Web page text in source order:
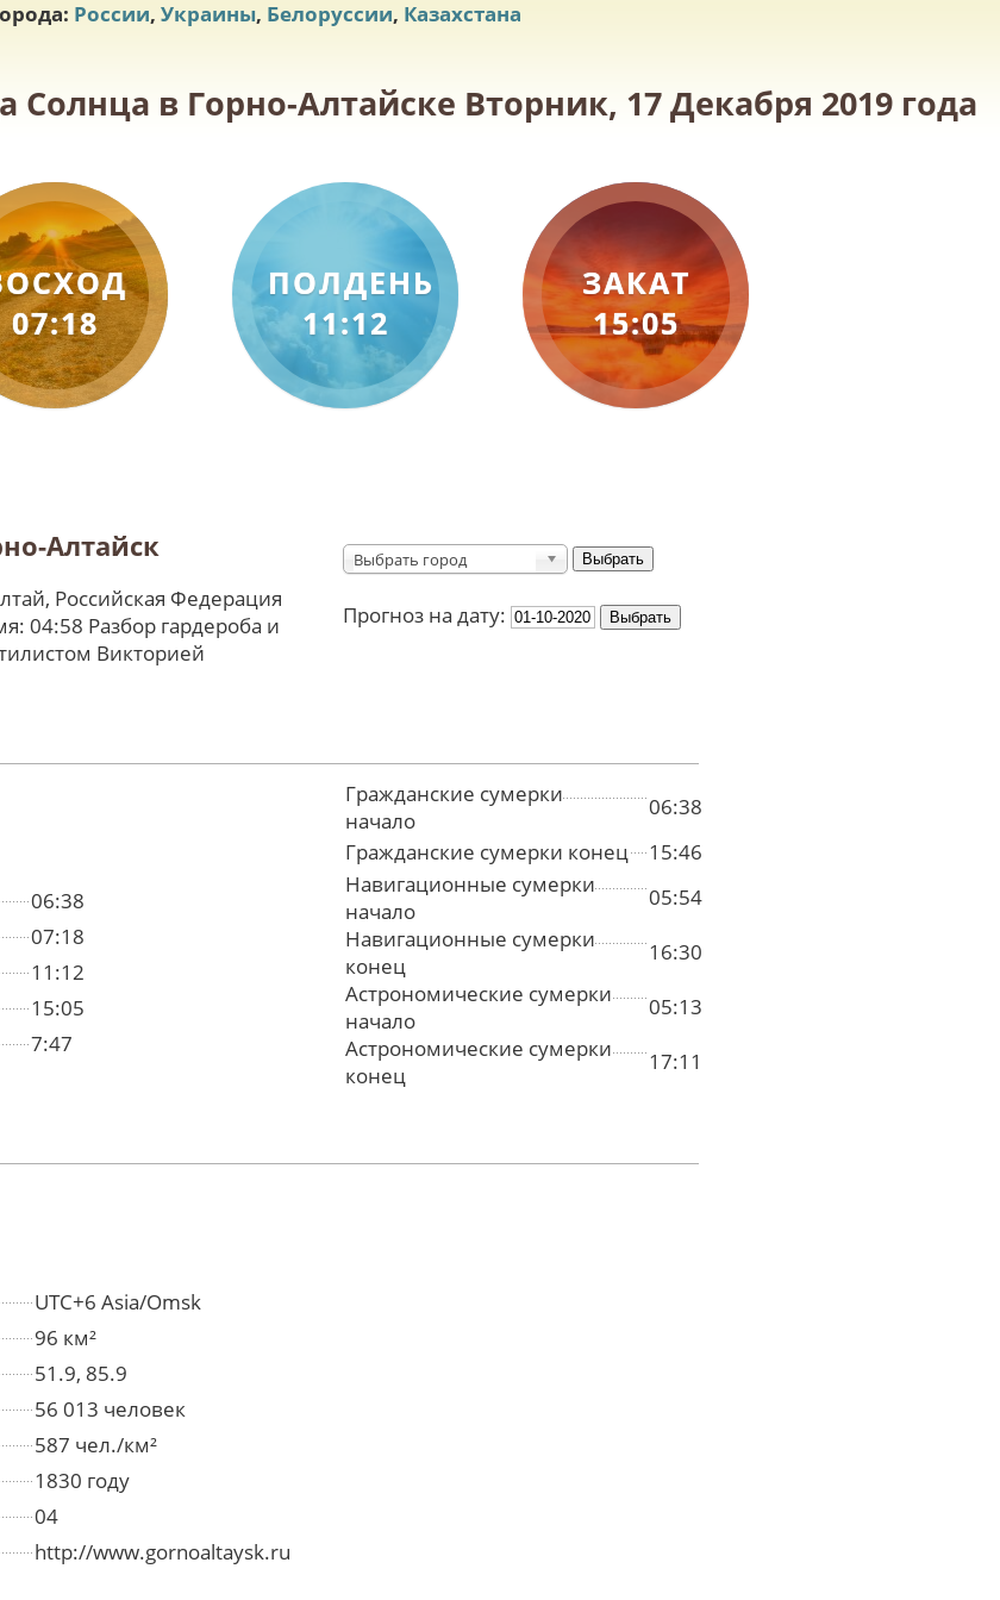
России, Украины, Белоруссии, Казахстана
Солнца в Горно-Алтайске Вторник, 17 Декабря 2019 года
07:18
ПОЛДЕНЬ
11:12
ЗАКАТ
15:05
Алтайск
Российская Федерация
04:58 Разбор гардероба и
Викторией
Выбрать город
Прогноз на дату:
06:38
07:18
11:12
15:05
7:47
Гражданские сумерки
начало
06:38
Гражданские сумерки конец
15:46
Навигационные сумерки
начало
05:54
Навигационные сумерки
конец
16:30
Астрономические сумерки
начало
05:13
Астрономические сумерки
конец
17:11
UTC+6 Asia/Omsk
96 км²
51.9, 85.9
56 013 человек
587 чел./км²
1830 году
04
http://www.gornoaltaysk.ru